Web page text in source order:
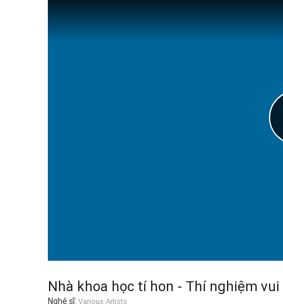
Nhà khoa học tí hon - Thí nghiệm
Nghệ sĩ: Various Artists